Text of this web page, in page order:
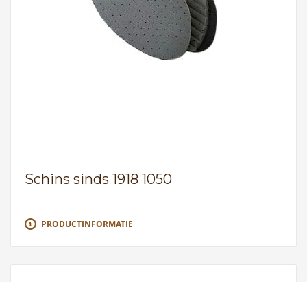
Schins sinds 1918 1050
PRODUCTINFORMATIE